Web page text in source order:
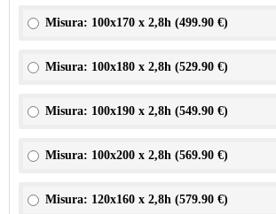
Misura: 100x170 x 2,8h (499.90 €)
Misura: 100x180 x 2,8h (529.90 €)
Misura: 100x190 x 2,8h (549.90 €)
Misura: 100x200 x 2,8h (569.90 €)
Misura: 120x160 x 2,8h (579.90 €)